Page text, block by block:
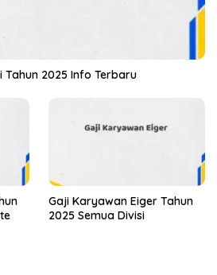
2025 Info Terbaru
Gaji Karyawan Eiger Tahun
2025 Semua Divisi